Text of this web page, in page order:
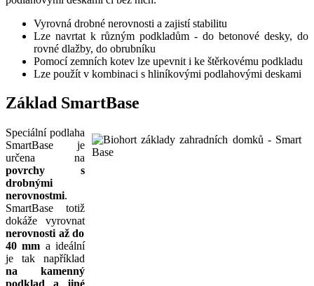
Vyrovná drobné nerovnosti a zajistí stabilitu
Lze navrtat k různým podkladům - do betonové desky, do
rovné dlažby, do obrubníku
Pomocí zemních kotev lze upevnit i ke štěrkovému podkladu
Lze použít v kombinaci s hliníkovými podlahovými deskami
Základ SmartBase
Speciální podlaha
SmartBase je
určena na
povrchy s
drobnými
nerovnostmi.
SmartBase totiž
dokáže vyrovnat
nerovnosti až do
40 mm a ideální
je tak například
na kamenný